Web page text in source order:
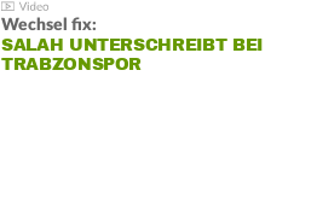
Wechsel fix:
SALAH UNTERSCHREIBT BEI
TRABZONSPOR